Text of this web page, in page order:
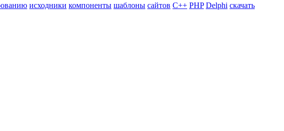
исходники компоненты шаблоны сайтов C++ PHP Delphi скачать